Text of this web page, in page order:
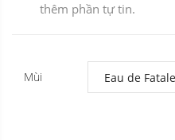
thêm phần tự tin.
Mùi